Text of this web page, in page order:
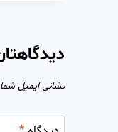
نشانی ایمیل